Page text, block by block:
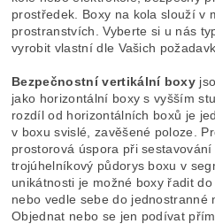
prostředek. Boxy na kola slouží v
prostranstvích. Vyberte si u nás
vyrobit vlastní dle Vašich
Bezpečnostní vertikální boxy
jako horizontální boxy s vyšším
rozdíl od horizontálních boxů je
v boxu svislé, zavěšené poloze.
prostorová úspora při
trojúhelníkový půdorys boxu v
unikátnosti je možné boxy řadit
nebo vedle sebe do jednostranné
Objednat nebo se jen podívat